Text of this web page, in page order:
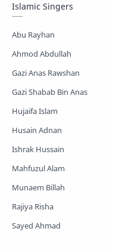
Shopnoshiri
Islamic Singers
Abu Rayhan
Ahmod Abdullah
Gazi Anas Rawshan
Gazi Shabab Bin Anas
Hujaifa Islam
Husain Adnan
Ishrak Hussain
Mahfuzul Alam
Munaem Billah
Rajiya Risha
Sayed Ahmad